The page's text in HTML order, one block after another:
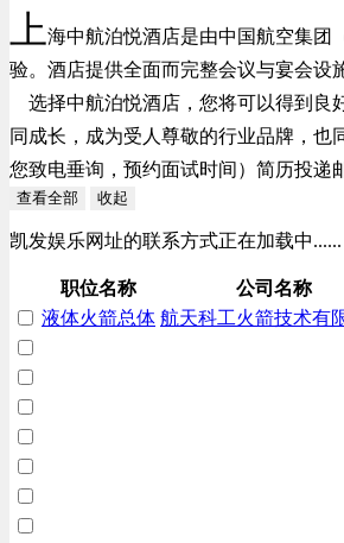
上 海中航泊悦酒店是由中国航空集团
验。酒店提供全面而完整会议与宴会设
选择中航泊悦酒店，您将可以得到良
同成长，成为受人尊敬的行业品牌，也
您致电垂询，预约面试时间）简历投递
查看全部 收起
凯发娱乐网址的联系方式正在加载中......
职位名称 公司名称
液体火箭总体 航天科工火箭技术有